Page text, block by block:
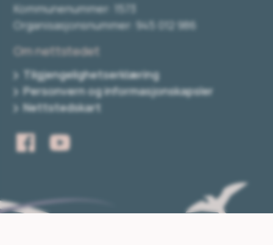
Kommunenummer: 1573
Organisasjonsnummer: 945 012 986
Om nettstedet
Tilgjengelighetserklæring
Personvern og informasjonskapsler
Nettstedskart